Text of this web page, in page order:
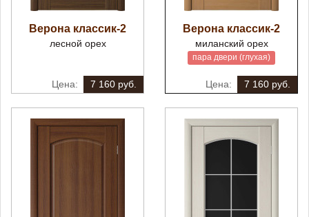
Верона классик-2
лесной орех
7 160 руб.
Верона классик-2
миланский орех
пара двери (глухая)
7 160 руб.